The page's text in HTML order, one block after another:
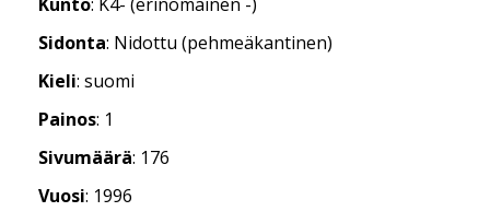
Sidonta: Nidottu (pehmeäkantinen)
Kieli: suomi
Painos: 1
Sivumäärä: 176
Vuosi: 1996